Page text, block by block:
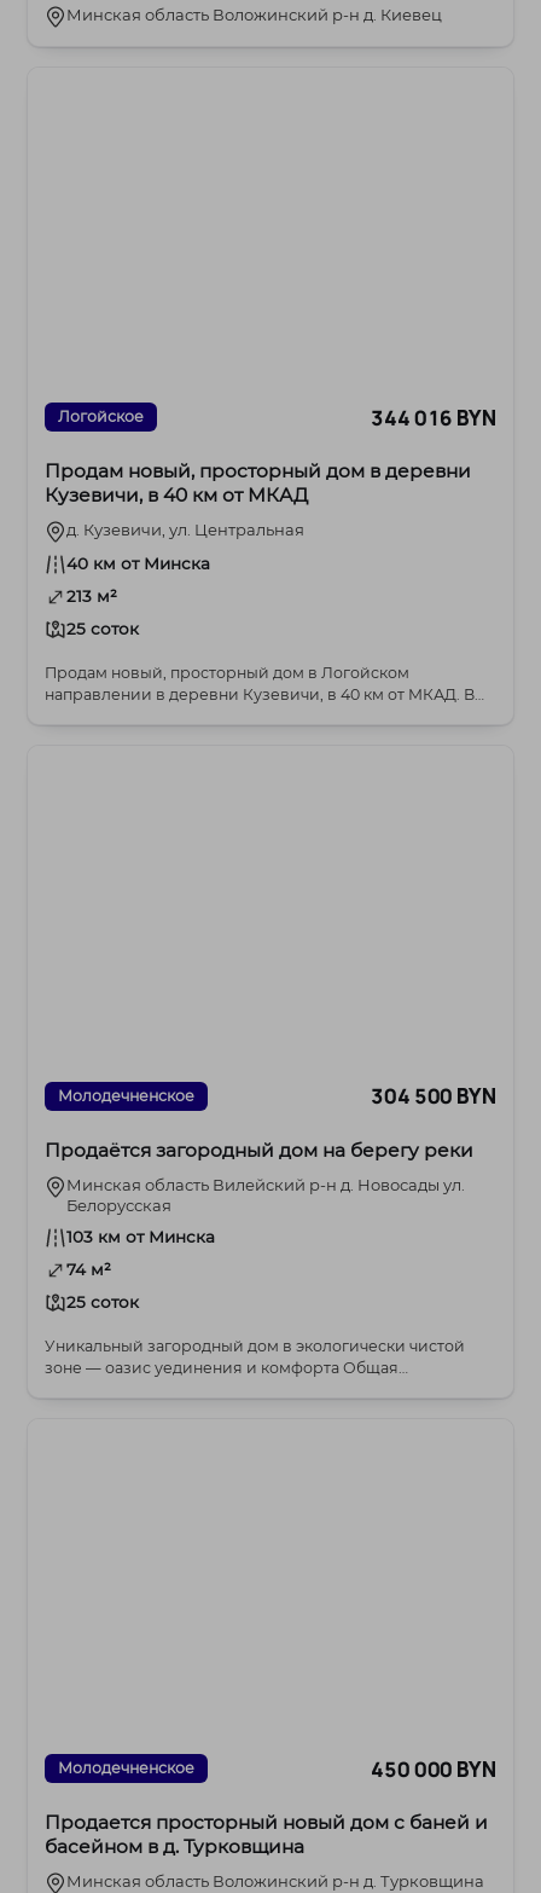
Минская область Воложинский р-н д. Киевец
Логойское 344 016 BYN
Продам новый, просторный дом в деревни
Кузевичи, в 40 км от МКАД
д. Кузевичи, ул. Центральная
40 км от Минска
213 м²
25 соток
Продам новый, просторный дом в Логойском
направлении в деревни Кузевичи, в 40 км от МКАД. В
Молодечненское 304 500 BYN
Продаётся загородный дом на берегу реки
Минская область Вилейский р-н д. Новосады ул.
Белорусская
103 км от Минска
74 м²
25 соток
Уникальный загородный дом в экологически чистой
зоне — оазис уединения и комфорта Общая
Молодечненское 450 000 BYN
Продается просторный новый дом с баней и
басейном в д. Турковщина
Минская область Воложинский р-н д. Турковщина